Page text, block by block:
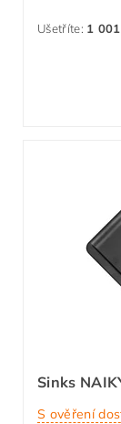
Ušetříte: 1
Sinks
S ověření